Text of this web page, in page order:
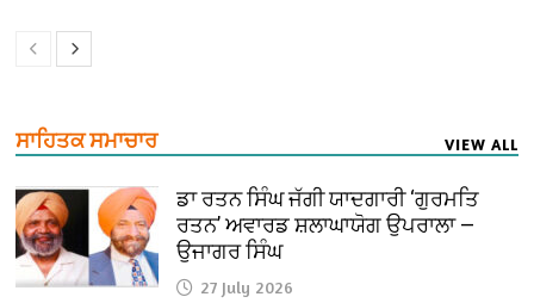
ਸਾਹਿਤਕ ਸਮਾਚਾਰ VIEW ALL
ਡਾ ਰਤਨ ਸਿੰਘ ਜੱਗੀ ਯਾਦਗਾਰੀ ‘ਗੁਰਮਤਿ
ਰਤਨ’ ਅਵਾਰਡ ਸ਼ਲਾਘਾਯੋਗ ਉਪਰਾਲਾ —
ਉਜਾਗਰ ਸਿੰਘ
27 July 2026